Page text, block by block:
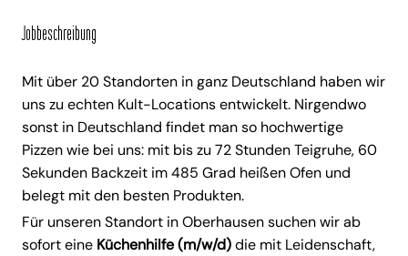
Jobbeschreibung
Mit über 20 Standorten in ganz Deutschland haben wir
uns zu echten Kult-Locations entwickelt. Nirgendwo
sonst in Deutschland findet man so hochwertige
Pizzen wie bei uns: mit bis zu 72 Stunden Teigruhe, 60
Sekunden Backzeit im 485 Grad heißen Ofen und
belegt mit den besten Produkten.
Für unseren Standort in Oberhausen suchen wir ab
sofort eine Küchenhilfe (m/w/d)die mit Leidenschaft,